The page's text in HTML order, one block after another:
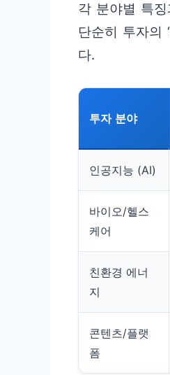
각 분야별 특
단순히 투자의
다.
투자 분야
인공지능 (AI)
바이오/헬스
케어
친환경 에너
지
콘텐츠/플랫
폼